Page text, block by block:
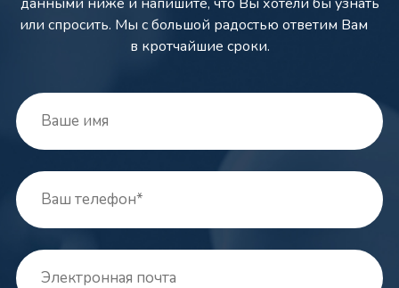
или спросить. Мы с большой радостью ответим Вам
в кротчайшие сроки.